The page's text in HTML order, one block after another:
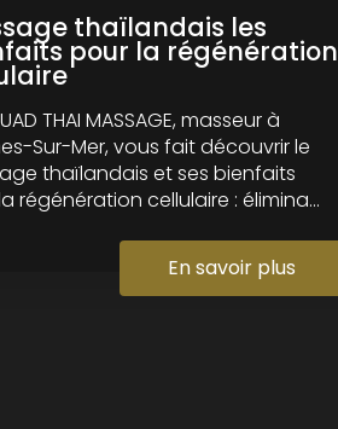
thaïlandais les
pour la régénération
THAI MASSAGE, masseur à
Sur-Mer, vous fait découvrir le
thaïlandais et ses bienfaits
régénération cellulaire : élimina...
En savoir plus